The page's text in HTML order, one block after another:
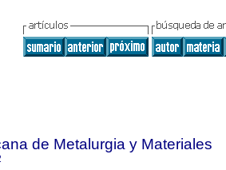
de Metalurgia y Materiales